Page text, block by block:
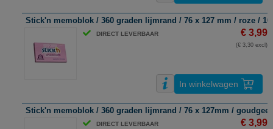
Stick'n memoblok / 360 graden lijmrand / 76 x 127 mm / roze /
DIRECT LEVERBAAR € 3,99
(€ 3,30 excl)
In winkelwagen
Stick'n memoblok / 360 graden lijmrand / 76 x 127mm / goudgeel
DIRECT LEVERBAAR € 3,99